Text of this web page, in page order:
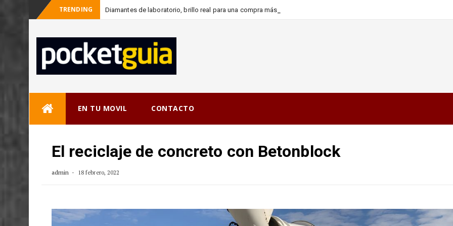
TRENDING Diamantes de laboratorio, brillo real para una compra más informada y
EN TU MOVIL CONTACTO
El reciclaje de concreto con Betonblock